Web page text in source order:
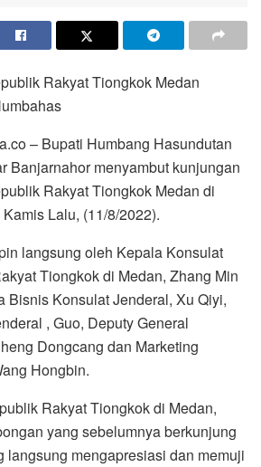
Rakyat Tiongkok Medan
– Bupati Humbang Hasundutan
Banjarnahor menyambut kunjungan
Rakyat Tiongkok Medan di
Lalu, (11/8/2022).
langsung oleh Kepala Konsulat
Tiongkok di Medan, Zhang Min
Bisnis Konsulat Jenderal, Xu Qiyi,
, Guo, Deputy General
Dongcang dan Marketing
Hongbin.
Rakyat Tiongkok di Medan,
yang sebelumnya berkunjung
langsung mengapresiasi dan memuji